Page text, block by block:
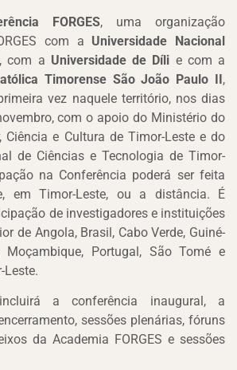
FORGES, uma organização
com a Universidade Nacional
, com a Universidade de Díli e com a
Timorense São João Paulo II,
vez naquele território, nos dias
com o apoio do Ministério do
Ciência e Cultura de Timor-Leste e do
de Ciências e Tecnologia de Timor-
na Conferência poderá ser feita
em Timor-Leste, ou a distância. É
de investigadores e instituições
de Angola, Brasil, Cabo Verde, Guiné-
Moçambique, Portugal, São Tomé e
Leste.
a conferência inaugural, a
sessões plenárias, fóruns
da Academia FORGES e sessões